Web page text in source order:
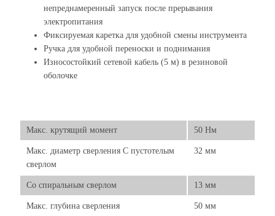
непреднамеренный запуск после прерывания
электропитания
Фиксируемая каретка для удобной смены инструмента
Ручка для удобной переноски и поднимания
Износостойкий сетевой кабель (5 м) в резиновой
оболочке
Макс. крутящий момент 50 Нм
Макс. диаметр сверления С пустотелым
сверлом
32 мм
Со спиральным сверлом 13 мм
Макс. глубина сверления 50 мм